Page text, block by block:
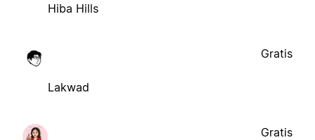
Hiba Hills
Lakwad
Gratis
Gratis